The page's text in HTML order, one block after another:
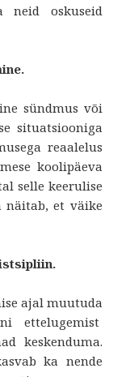
neid oskuseid
sündmus või
situatsiooniga
reaalelus
koolipäeva
selle keerulise
näitab, et väike
ajal muutuda
ettelugemist
keskenduma.
ka nende